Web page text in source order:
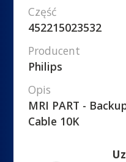
Część
452215023532
Producent
Philips
Opis
MRI PART -
Cable 10K